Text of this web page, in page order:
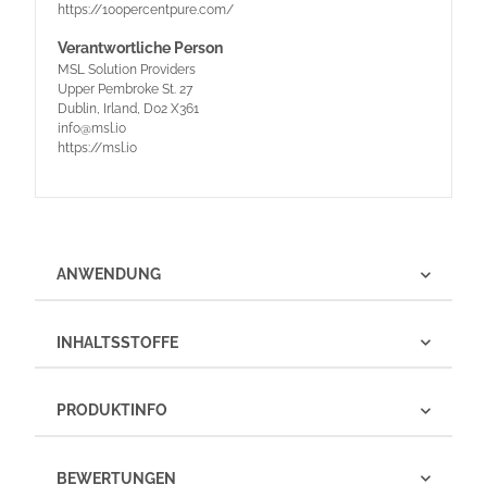
https://100percentpure.com/
Verantwortliche Person
MSL Solution Providers
Upper Pembroke St. 27
Dublin, Irland, D02 X361
info@msl.io
https://msl.io
ANWENDUNG
INHALTSSTOFFE
PRODUKTINFO
BEWERTUNGEN